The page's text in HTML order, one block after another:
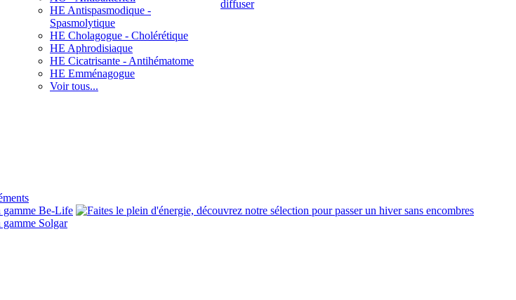
HE Antispasmodique -
Spasmolytique
HE Cholagogue - Cholérétique
HE Aphrodisiaque
HE Cicatrisante - Antihématome
HE Emménagogue
Voir tous...
gamme Be-Life
gamme Solgar